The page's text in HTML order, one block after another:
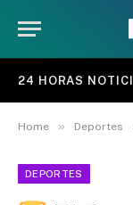
24 HORAS
Home » Deportes
DEPORTES